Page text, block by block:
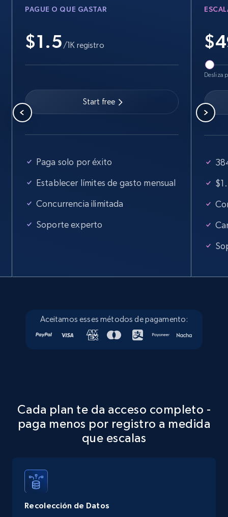
PAGUE O QUE GASTAR
$1.5 /1K registro
Start free
Paga solo por éxito
Establecer límites de gasto mensual
Concurrencia ilimitada
Soporte experto
$
Desliza
Aceitamos esses métodos de pagamento:
Cada plan te da acceso completo -
paga menos por registro a medida
que escalas
Recolección de Datos